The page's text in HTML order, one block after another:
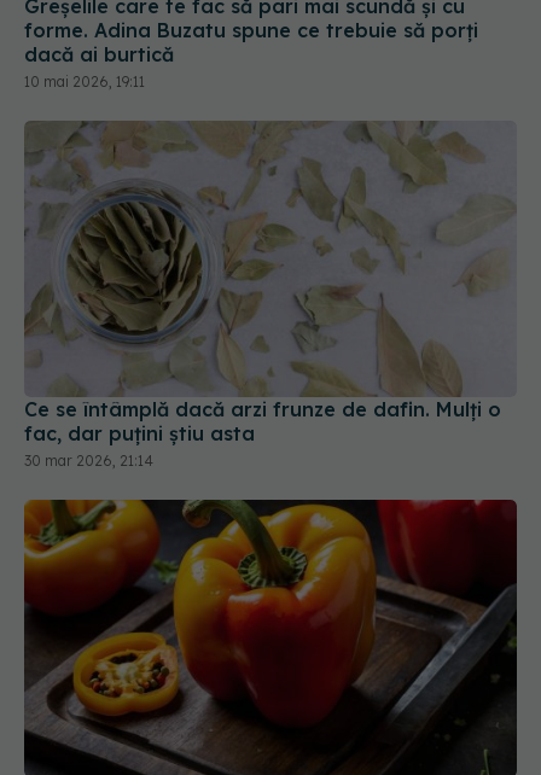
Greșelile care te fac să pari mai scundă și cu
forme. Adina Buzatu spune ce trebuie să porți
dacă ai burtică
10 mai 2026, 19:11
Ce se întâmplă dacă arzi frunze de dafin. Mulți o
fac, dar puțini știu asta
30 mar 2026, 21:14